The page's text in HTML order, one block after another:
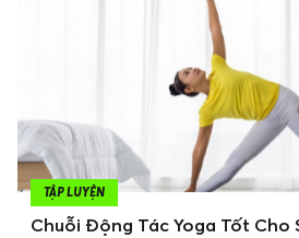
TẬP LUYỆN
Chuỗi Động Tác Yoga Tốt Cho